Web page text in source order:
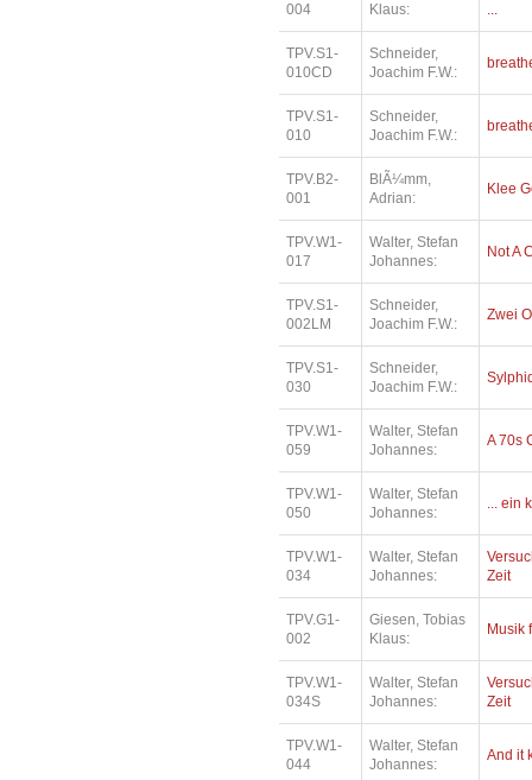
004
Klaus:
...
TPV.S1-
010CD
Schneider,
Joachim F.W.:
TPV.S1-
010
Schneider,
Joachim F.W.:
TPV.B2-
001
BlÃ¼mm,
Adrian:
Klee
TPV.W1-
017
Walter, Stefan
Johannes:
Not A
TPV.S1-
002LM
Schneider,
Joachim F.W.:
Zwei
TPV.S1-
030
Schneider,
Joachim F.W.:
TPV.W1-
059
Walter, Stefan
Johannes:
A 70s
TPV.W1-
050
Walter, Stefan
Johannes:
... ein
TPV.W1-
034
Walter, Stefan
Johannes:
Zeit
TPV.G1-
002
Giesen, Tobias
Klaus:
Musik
TPV.W1-
034S
Walter, Stefan
Johannes:
Zeit
TPV.W1-
044
Walter, Stefan
Johannes:
And it